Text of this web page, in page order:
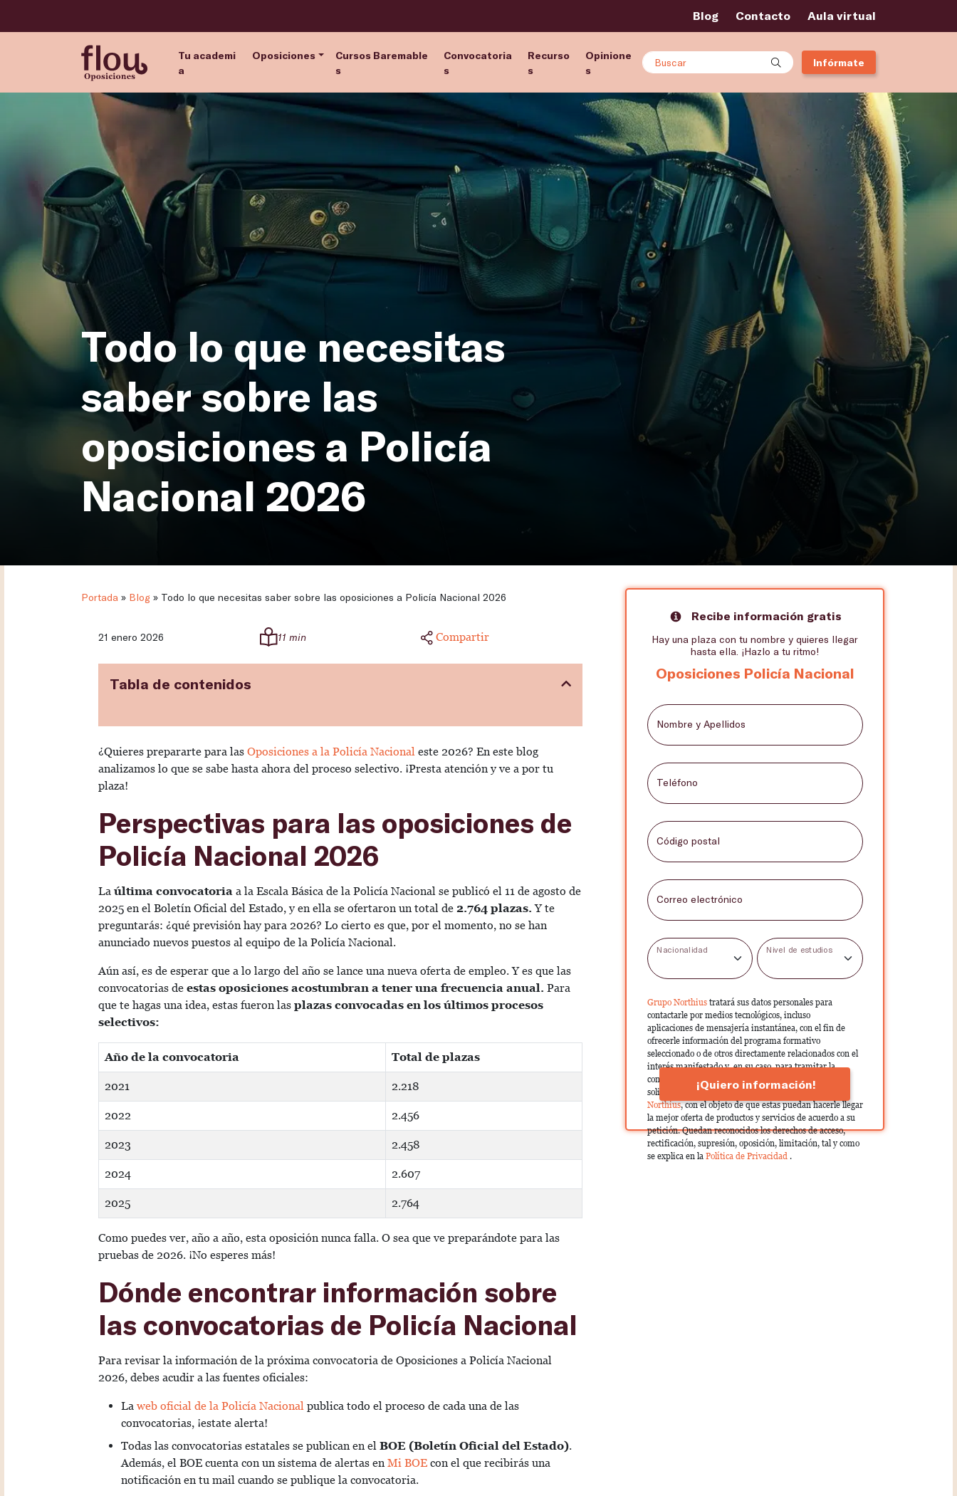
Blog Contacto Aula virtual
Tu academi
a
Oposiciones
Cursos Baremable
s
Convocatoria
s
Recurso
s
Opinione
s
Buscar Infórmate
Todo lo que necesitas
saber sobre las
oposiciones a Policía
Nacional 2026
Portada » Blog » Todo lo que necesitas saber sobre las oposiciones a Policía Nacional 2026
21 enero 2026 11 min Compartir
Tabla de contenidos
¿Quieres prepararte para las Oposiciones a la Policía Nacional este 2026? En este blog
analizamos lo que se sabe hasta ahora del proceso selectivo. ¡Presta atención y ve a por tu
plaza!
Perspectivas para las oposiciones de
Policía Nacional 2026
La última convocatoria a la Escala Básica de la Policía Nacional se publicó el 11 de agosto de
2025 en el Boletín Oficial del Estado, y en ella se ofertaron un total de 2.764 plazas.Y te
preguntarás: ¿qué previsión hay para 2026? Lo cierto es que, por el momento, no se han
anunciado nuevos puestos al equipo de la Policía Nacional.
Aún así, es de esperar que a lo largo del año se lance una nueva oferta de empleo. Y es que las
convocatorias de estas oposiciones acostumbran a tener una frecuencia anual. Para
que te hagas una idea, estas fueron las plazas convocadas en los últimos procesos
selectivos:
Año de la convocatoria Total de plazas
2021 2.218
2022 2.456
2023 2.458
2024 2.607
2025 2.764
Como puedes ver, año a año, esta oposición nunca falla. O sea que ve preparándote para las
pruebas de 2026. ¡No esperes más!
Dónde encontrar información sobre
las convocatorias de Policía Nacional
Para revisar la información de la próxima convocatoria de Oposiciones a Policía Nacional
2026, debes acudir a las fuentes oficiales:
La web oficial de la Policía Nacional publica todo el proceso de cada una de las
convocatorias, ¡estate alerta!
Todas las convocatorias estatales se publican en el BOE (Boletín Oficial del Estado).
Además, el BOE cuenta con un sistema de alertas en Mi BOE con el que recibirás una
notificación en tu mail cuando se publique la convocatoria.
Recibe información gratis
Hay una plaza con tu nombre y quieres llegar
hasta ella. ¡Hazlo a tu ritmo!
Oposiciones Policía Nacional
Nombre y Apellidos
Teléfono
Código postal
Correo electrónico
Nacionalidad Nivel de estudios
Grupo Northius tratará sus datos personales para
contactarle por medios tecnológicos, incluso
aplicaciones de mensajería instantánea, con el fin de
ofrecerle información del programa formativo
seleccionado o de otros directamente relacionados con el
interés manifestado y, en su caso, para tramitar la
contratación correspondiente. Compartiremos su
solicitud con las empresas que conforman elGrupo
Northius, con el objeto de que estas puedan hacerle llegar
la mejor oferta de productos y servicios de acuerdo a su
petición. Quedan reconocidos los derechos de acceso,
rectificación, supresión, oposición, limitación, tal y como
se explica en la Política de Privacidad .
¡Quiero información!